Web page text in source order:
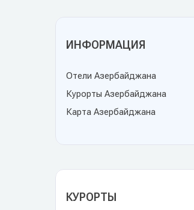
ИНФОРМАЦИЯ
Отели Азербайджана
Курорты Азербайджана
Карта Азербайджана
КУРОРТЫ